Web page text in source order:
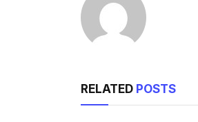
RELATED POSTS